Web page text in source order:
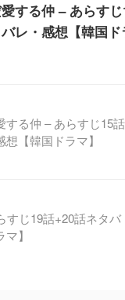
する仲 – あらす
レ・感想【韓国ド
する仲 – あらすじ15
想【韓国ドラマ】
すじ19話+20話ネタバ
】